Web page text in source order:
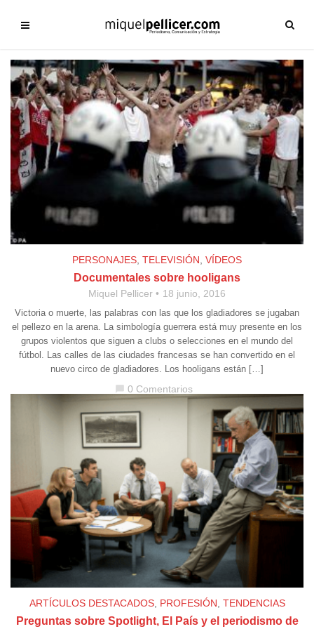
PERSONAJES, TELEVISIÓN, VÍDEOS
Documentales sobre hooligans
Miquel Pellicer 18 junio, 2016
Victoria o muerte, las palabras con las que los gladiadores se jugaban
el pellezo en la arena. La simbología guerrera está muy presente en los
grupos violentos que siguen a clubs o selecciones en el mundo del
fútbol. Las calles de las ciudades francesas se han convertido en el
nuevo circo de gladiadores. Los hooligans están […]
chat_bubble 0 Comentarios
ARTÍCULOS DESTACADOS, PROFESIÓN TENDENCIAS
Preguntas sobre Spotlight, El País y el periodismo de